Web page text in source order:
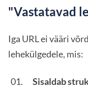
"Vastatavad
Iga URL ei vääri
lehekülgedele, mis:
Sisaldab